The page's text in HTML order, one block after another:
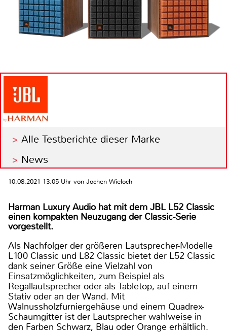
Alle Testberichte dieser Marke
News
10.08.2021 13:05 Uhr von Jochen Wieloch
Harman Luxury Audio hat mit dem JBL L52 Classic
einen kompakten Neuzugang der Classic-Serie
vorgestellt.
Als Nachfolger der größeren Lautsprecher-Modelle
L100 Classic und L82 Classic bietet der L52 Classic
dank seiner Größe eine Vielzahl von
Einsatzmöglichkeiten, zum Beispiel als
Regallautsprecher oder als Tabletop, auf einem
Stativ oder an der Wand. Mit
Walnussholzfurniergehäuse und einem Quadrex-
Schaumgitter ist der Lautsprecher wahlweise in
den Farben Schwarz, Blau oder Orange erhältlich.